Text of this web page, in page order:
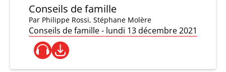
Conseils de famille
Par Philippe Rossi, Stéphane Molère
Conseils de famille - lundi 13 décembre 2021